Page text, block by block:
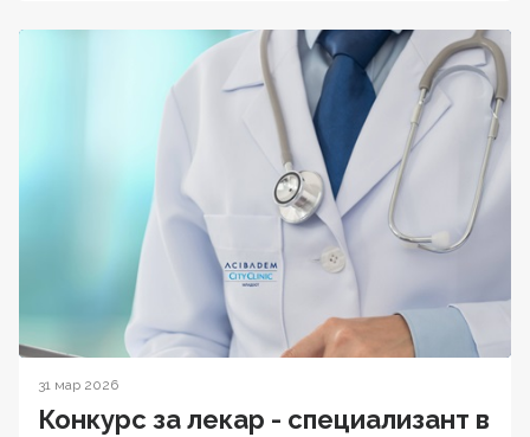
31 мар 2026
Конкурс за лекар - специализант в